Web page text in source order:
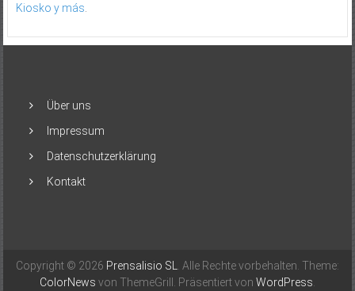
Kiosko y más
Über uns
Impressum
Datenschutzerklärung
Kontakt
Copyright © 2026 Prensalisio SL
. Alle Rechte vorbehalten. Theme:
ColorNews von ThemeGrill. Präsentiert von WordPress